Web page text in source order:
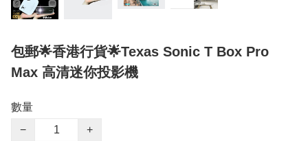
包郵🌟香港行貨🌟Texas Sonic T Box Pro
Max 高清迷你投影機
數量
−
+